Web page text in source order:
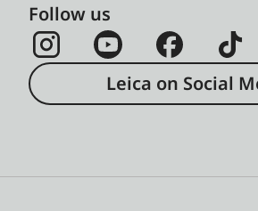
Follow us
Leica on Social